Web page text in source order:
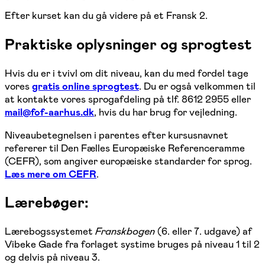
Efter kurset kan du gå videre på et Fransk 2.
Praktiske oplysninger og sprogtest
Hvis du er i tvivl om dit niveau, kan du med fordel tage
voresgratis online sprogtest. Du er også velkommen til
at kontakte vores sprogafdeling på tlf. 8612 2955 eller
mail@fof-aarhus.dk, hvis du har brug for vejledning.
Niveaubetegnelsen i parentes efter kursusnavnet
refererer til Den Fælles Europæiske Referenceramme
(CEFR), som angiver europæiske standarder for sprog.
Læs mere om CEFR.
Lærebøger:
Lærebogssystemet Franskbogen(6. eller 7. udgave) af
Vibeke Gade fra forlaget systime bruges på niveau 1 til 2
og delvis på niveau 3.